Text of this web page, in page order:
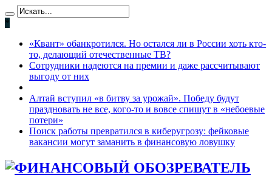
*
«Квант» обанкротился. Но остался ли в России хоть кто-
то, делающий отечественные ТВ?
Сотрудники надеются на премии и даже рассчитывают
выгоду от них
Алтай вступил «в битву за урожай». Победу будут
праздновать не все, кого-то и вовсе спишут в «небоевые
потери»
Поиск работы превратился в киберугрозу: фейковые
вакансии могут заманить в финансовую ловушку